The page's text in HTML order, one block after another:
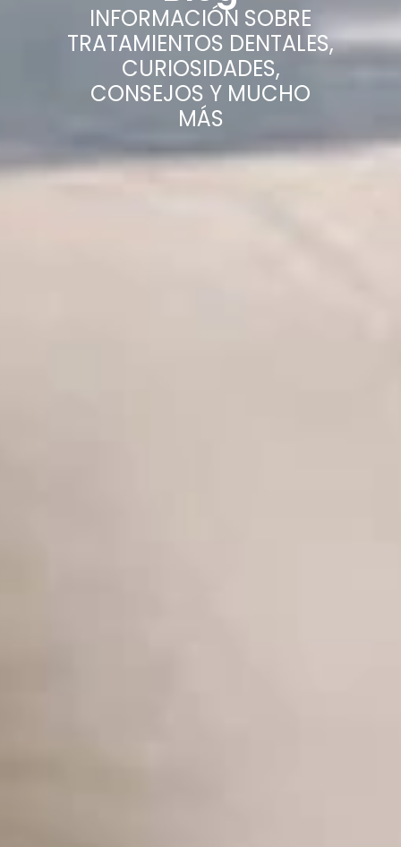
INFORMACIÓN SOBRE
TRATAMIENTOS DENTALES,
CURIOSIDADES,
CONSEJOS Y MUCHO
MÁS